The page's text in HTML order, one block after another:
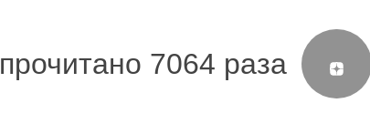
прочитано 7064 раза